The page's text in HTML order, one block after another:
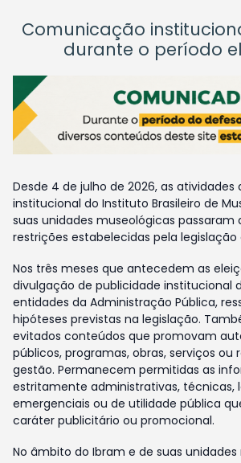
Comunicação
durante o período
Desde 4 de julho de 2026, as
institucional do Instituto Brasileiro de
suas unidades museológicas passaram
restrições estabelecidas pela legislação
Nos três meses que antecedem as
divulgação de publicidade institucional
entidades da Administração Pública,
hipóteses previstas na legislação.
evitados conteúdos que promovam
públicos, programas, obras, serviços ou
gestão. Permanecem permitidas as
estritamente administrativas, técnicas,
emergenciais ou de utilidade pública
caráter publicitário ou promocional.
No âmbito do Ibram e de suas